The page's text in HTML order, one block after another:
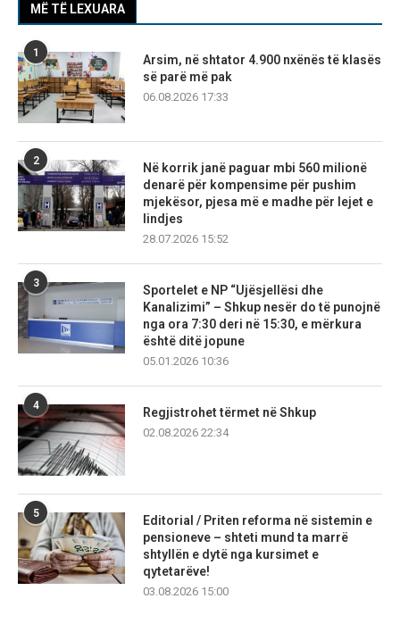
MË TË LEXUARA
1
Arsim, në shtator 4.900 nxënës të klasës
së parë më pak
06.08.2026 17:33
2
Në korrik janë paguar mbi 560 milionë
denarë për kompensime për pushim
mjekësor, pjesa më e madhe për lejet e
lindjes
28.07.2026 15:52
3
Sportelet e NP “Ujësjellësi dhe
Kanalizimi” – Shkup nesër do të punojnë
nga ora 7:30 deri në 15:30, e mërkura
është ditë jopune
05.01.2026 10:36
4
Regjistrohet tërmet në Shkup
02.08.2026 22:34
5
Editorial / Priten reforma në sistemin e
pensioneve – shteti mund ta marrë
shtyllën e dytë nga kursimet e
qytetarëve!
03.08.2026 15:00